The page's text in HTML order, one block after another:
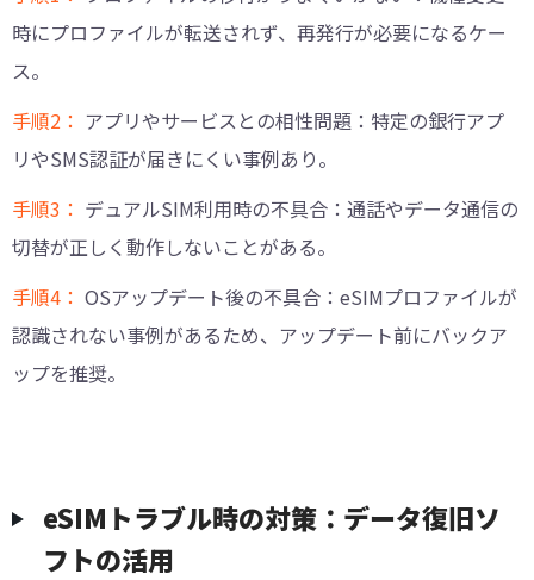
時にプロファイルが転送されず、再発行が必要になるケー
ス。
手順2： アプリやサービスとの相性問題：特定の銀行アプ
リやSMS認証が届きにくい事例あり。
手順3： デュアルSIM利用時の不具合：通話やデータ通信の
切替が正しく動作しないことがある。
手順4： OSアップデート後の不具合：eSIMプロファイルが
認識されない事例があるため、アップデート前にバックア
ップを推奨。
eSIMトラブル時の対策：データ復旧ソ
フトの活用